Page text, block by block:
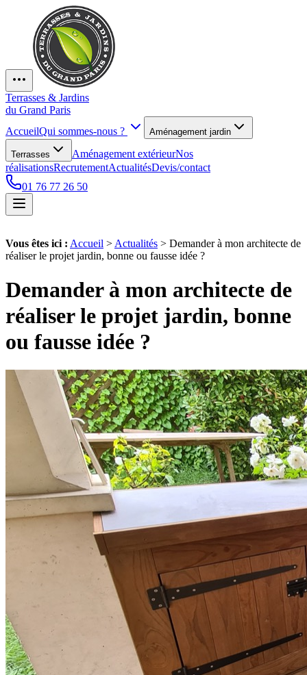
Terrasses & Jardins
du Grand Paris
AccueilQui sommes-nous ? Aménagement jardin
Terrasses Aménagement extérieurNos
réalisationsRecrutementActualitésDevis/contact
01 76 77 26 50
Vous êtes ici : Accueil > Actualités > Demander à mon architecte de
réaliser le projet jardin, bonne ou fausse idée ?
Demander à mon architecte de
réaliser le projet jardin, bonne
ou fausse idée ?